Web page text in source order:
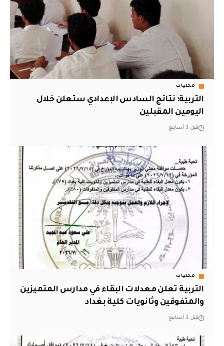
محليات
التربية: نتائج السادس الإعدادي ستعلن خلال
اليومين المقبلين
قبل 3 أسابيع
محليات
التربية تعلن معدلات البقاء في مدارس المتميزين
والمتفوقين وثانويات كلية بغداد
قبل 3 أسابيع